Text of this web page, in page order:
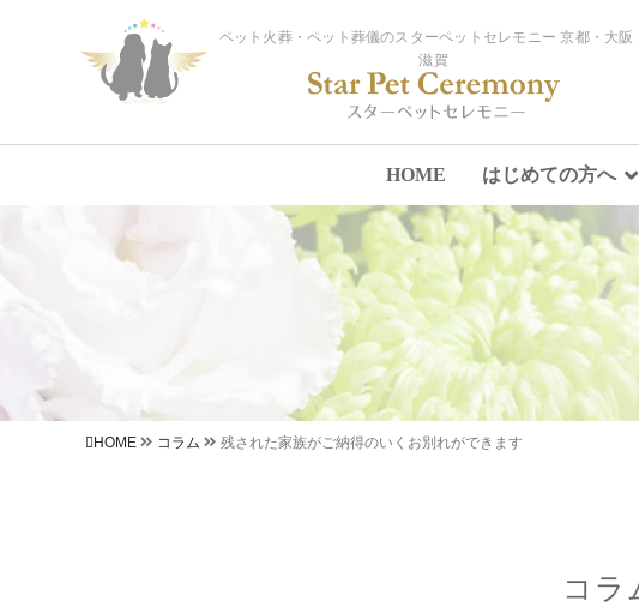
ペット火葬・ペット葬儀のスターペットセレモニー 京都・大阪
滋賀
HOME はじめての方へ
HOME コラム 残された家族がご納得のいくお別れができます
コラ